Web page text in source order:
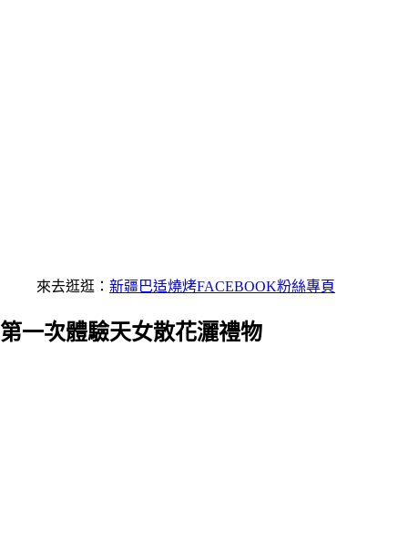
來去逛逛： 新疆巴适燒烤FACEBOOK粉絲專頁
第一次體驗天女散花灑禮物